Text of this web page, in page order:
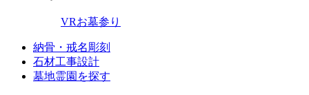
VRお墓参り
納骨・戒名彫刻
石材工事設計
墓地霊園を探す